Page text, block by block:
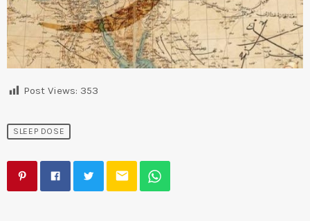
Post Views: 353
SLEEP DOSE
email